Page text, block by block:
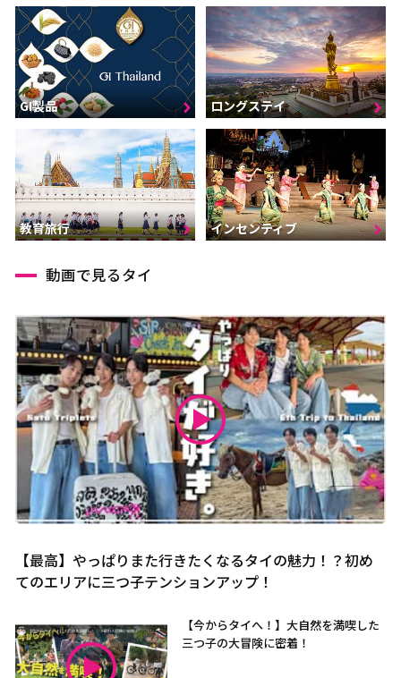
GI製品 ロングステイ
教育旅行 インセンティブ
動画で見るタイ
【最高】やっぱりまた行きたくなるタイの魅力！？初め
てのエリアに三つ子テンションアップ！
【今からタイへ！】大自然を満喫した
三つ子の大冒険に密着！